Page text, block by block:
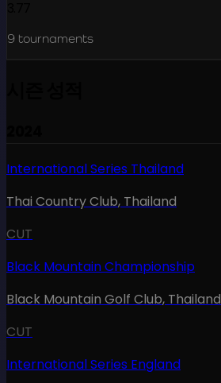
9 tournaments
International Series Thailand
Thai Country Club, Thailand
CUT
Black Mountain Championship
Black Mountain Golf Club, Thailand
CUT
International Series England